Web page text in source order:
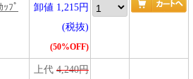
ﾌﾟ
卸値 1,215円
(税抜)
(50%OFF)
上代 4,240円